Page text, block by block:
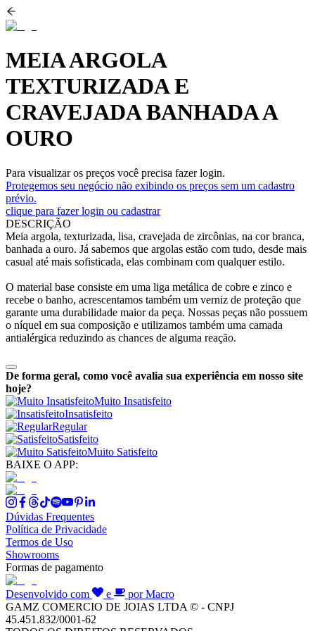
MEIA ARGOLA
TEXTURIZADA E
CRAVEJADA BANHADA A
OURO
Para visualizar os preços você precisa fazer login.
Protegemos seu negócio não exibindo os preços sem um cadastro
prévio.
clique para fazer login ou cadastrar
DESCRIÇÃO
Meia argola, texturizada, lisa, cravejada de zircônias, na cor branca,
banhada a ouro. Já sabemos que argolas estão com tudo, desde mais
casual até mais sofisticada, elas combinam com qualquer estilo.
O material base consiste em uma liga metálica de cobre e zinco e
recebe o banho, acrescentamos também um verniz de proteção que
garante uma durabilidade maior da peça. Nossas peças não possuem
o níquel em sua composição e utilizamos também uma camada
antialérgica reduzindo as chances de alguma reação.
De forma geral, como você avalia sua experiência em nosso site
hoje?
Muito Insatisfeito
Insatisfeito
Regular
Satisfeito
Muito Satisfeito
BAIXE O APP:
Dúvidas Frequentes
Política de Privacidade
Termos de Uso
Showrooms
Formas de pagamento
Desenvolvido com e
por Macro
GAMZ COMERCIO DE JOIAS LTDA © - CNPJ
45.451.832/0001-62